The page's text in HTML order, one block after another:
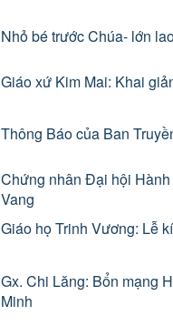
Nhỏ bé trước Chúa- lớn
Giáo xứ Kim Mai: Khai
Thông Báo của Ban
Chứng nhân Đại hội
Vang
Giáo họ Trinh Vương: Lễ
Gx. Chi Lăng: Bổn mạng
Minh